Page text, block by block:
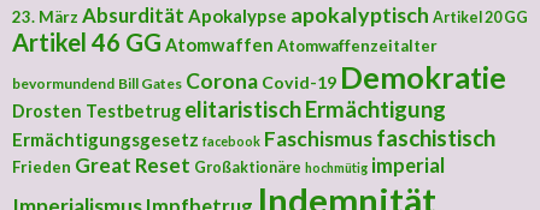
23. März Absurdität Apokalypse apokalyptisch Artikel 20 GG
Artikel 46 GG Atomwaffen Atomwaffenzeitalter
bevormundend Bill Gates Corona Covid-19 Demokratie
Drosten Testbetrug elitaristischErmächtigung
Ermächtigungsgesetz facebook Faschismusfaschistisch
Frieden Great Reset Großaktionäre hochmütig imperial
Indemnität